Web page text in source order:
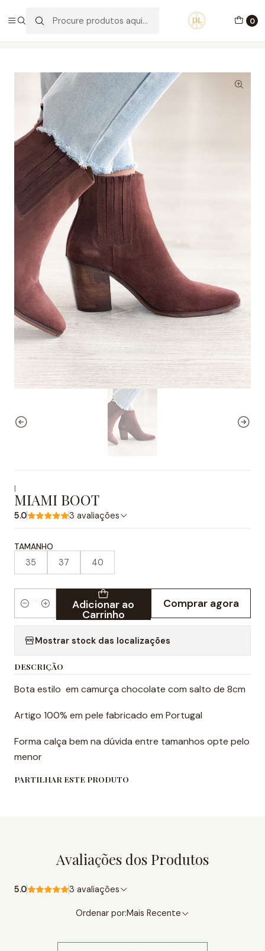
0
PORTES GRÁTIS ACIMA DE 70€ PORTUGAL CONTINENTAL
|
MIAMI BOOT
5.0 3 avaliações
TAMANHO
35 37 40
Quantidade Adicionar ao
Carrinho
Comprar agora
Mostrar stock das localizações
DESCRIÇÃO
Bota estilo em camurça chocolate com salto de 8cm
Artigo 100% em pele fabricado em Portugal
Forma calça bem na dúvida entre tamanhos opte pelo
menor
PARTILHAR ESTE PRODUTO
Avaliações dos Produtos
5.0 3 avaliações
Ordenar por:Mais Recente